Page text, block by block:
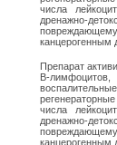
числа
дренажно-
канцерогенным
Препарат
В-
числа
дренажно-
канцерогенным